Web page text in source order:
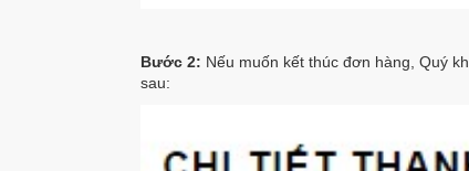
Bước 2: Nếu muốn kết thúc đơn hàng, Quý
sau: